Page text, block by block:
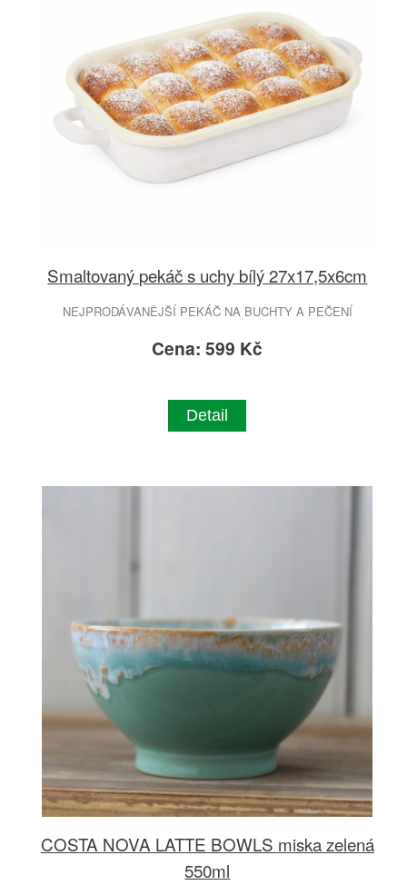
Smaltovaný pekáč s uchy bílý 27x17,5x6cm
NEJPRODÁVANĚJŠÍ PEKÁČ NA BUCHTY A PEČENÍ
Cena: 599 Kč
Detail
COSTA NOVA LATTE BOWLS miska zelená
550ml